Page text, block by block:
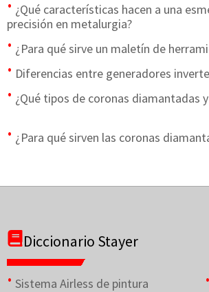
¿Qué características hacen a una
precisión en metalurgia?
¿Para qué sirve un maletín de
Diferencias entre generadores
¿Qué tipos de coronas diamantadas
¿Para qué sirven las coronas
Diccionario Stayer
Sistema Airless de pintura